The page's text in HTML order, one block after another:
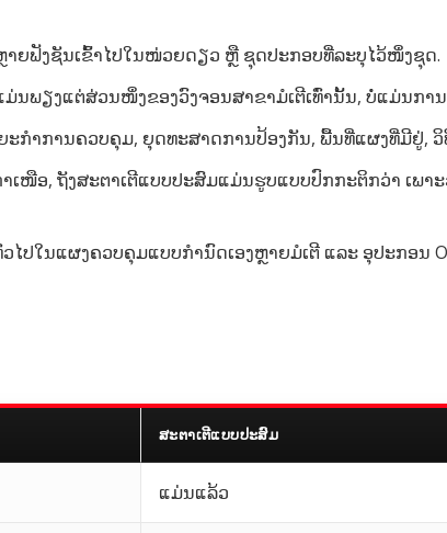
ຍຟັງຊັນເຂົ້າໄປໃນໜ່ວຍດຽວ ຫຼື ຊຸດປະກອບທີ່ລະບຸໄວ້ໜຶ່ງຊຸດ.
ນພຽງແຕ່ສ່ວນໜຶ່ງຂອງວົງຈອນສາຂາມໍເຕີເທົ່ານັ້ນ, ບໍ່ແມ່ນກາ
ກໍາການຄວບຄຸມ, ຍຸດທະສາດການປ້ອງກັນ, ພື້ນທີ່ແຜງທີ່ມີຢູ່,
າເໜືອ, ຖັງສະຕາເຕີແບບປະສົມແມ່ນຮູບແບບປົກກະຕິກວ່າ ເ
ໄປໃນແຜງຄວບຄຸມແບບກໍານົດເອງຫຼາຍມໍເຕີ ແລະ ອຸປະກອ
ສະຕາເຕີແບບປະສົມ
ແມ່ນແລ້ວ